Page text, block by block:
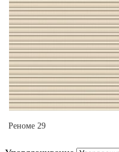
Реноме 29